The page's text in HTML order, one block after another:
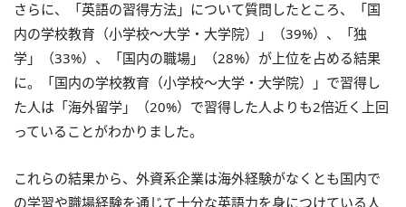
さらに、「英語の習得方法」について質問したところ、「国
内の学校教育（小学校〜大学・大学院）」（39%）、「独
学」（33%）、「国内の職場」（28%）が上位を占める結果
に。「国内の学校教育（小学校〜大学・大学院）」で習得し
た人は「海外留学」（20%）で習得した人よりも2倍近く上回
っていることがわかりました。
これらの結果から、外資系企業は海外経験がなくとも国内で
の学習や職場経験を通じて十分な英語力を身につけている人